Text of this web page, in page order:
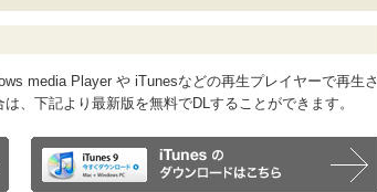
media Player や iTunesなどの再生プレイヤーで再生さ
、下記より最新版を無料でDLすることができます。